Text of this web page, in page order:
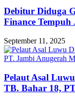
Debitur Diduga
Finance
September 11, 2025
Pelaut Asal
TB. Bahar 18,